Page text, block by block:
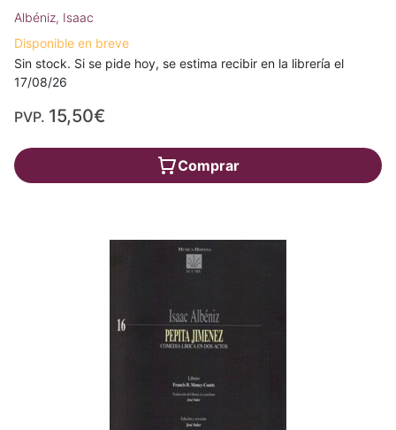
Albéniz, Isaac
Disponible en breve
Sin stock. Si se pide hoy, se estima recibir en la librería el
17/08/26
PVP. 15,50€
Comprar